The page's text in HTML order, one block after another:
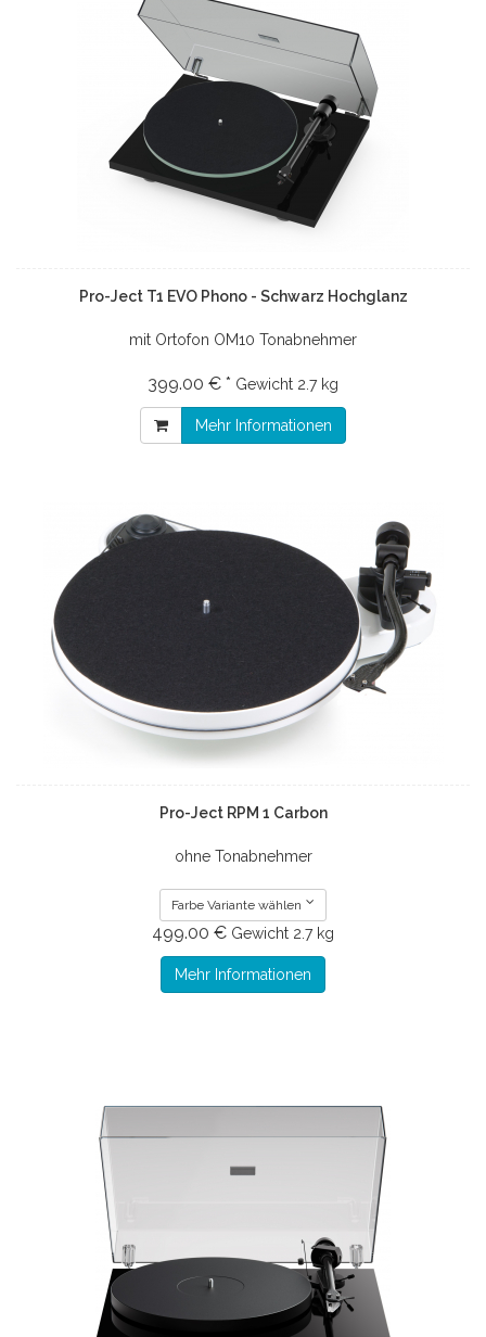
Pro-Ject T1 EVO Phono - Schwarz Hochglanz
mit Ortofon OM10 Tonabnehmer
399.00 € * Gewicht 2.7 kg
Mehr Informationen
Pro-Ject RPM 1 Carbon
ohne Tonabnehmer
Farbe Variante wählen
499.00 € Gewicht 2.7 kg
Mehr Informationen